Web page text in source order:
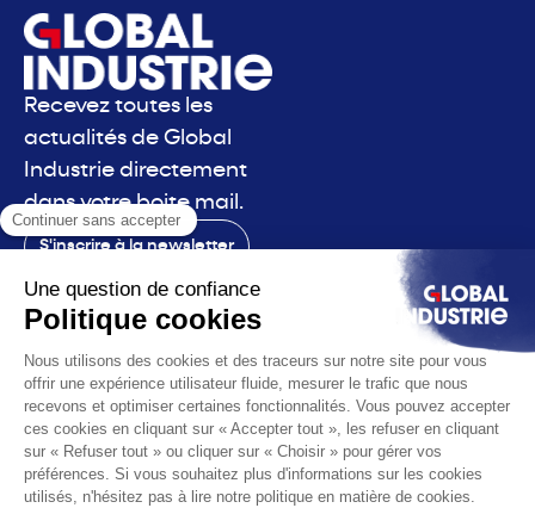
Recevez toutes les
actualités de Global
Industrie directement
dans votre boite mail.
S'inscrire à la newsletter
Contact
Le salon
La voix